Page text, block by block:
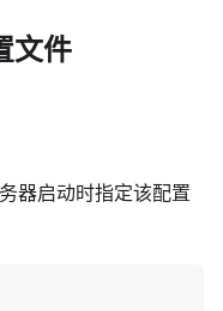
文件
器启动时指定该配置